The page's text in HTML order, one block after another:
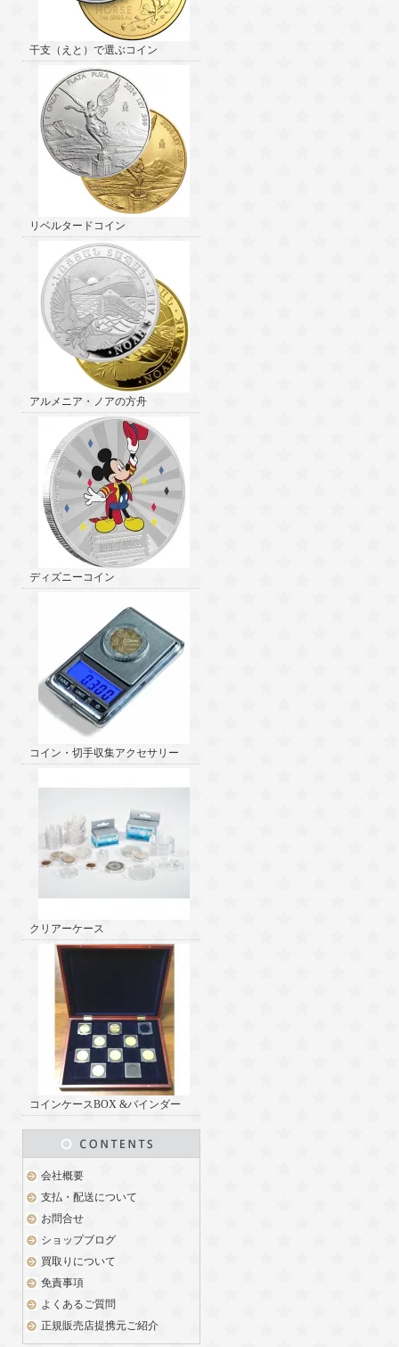
干支（えと）で選ぶコイン
リベルタードコイン
アルメニア・ノアの方舟
ディズニーコイン
コイン・切手収集アクセサリー
クリアーケース
コインケースBOX &バインダー
会社概要
支払・配送について
お問合せ
ショップブログ
買取りについて
免責事項
よくあるご質問
正規販売店提携元ご紹介